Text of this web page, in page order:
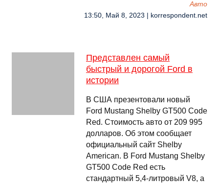
Авто
13:50, Май 8, 2023 | korrespondent.net
Представлен самый
быстрый и дорогой Ford в
истории
В США презентовали новый
Ford Mustang Shelby GT500 Code
Red. Стоимость авто от 209 995
долларов. Об этом сообщает
официальный сайт Shelby
American. В Ford Mustang Shelby
GT500 Code Red есть
стандартный 5,4-литровый V8, а